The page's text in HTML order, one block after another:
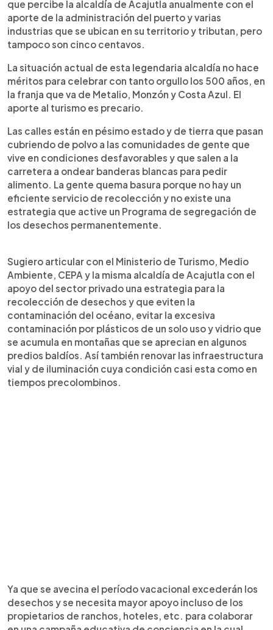
que percibe la alcaldía de Acajutla anualmente con el
aporte de la administración del puerto y varias
industrias que se ubican en su territorio y tributan, pero
tampoco son cinco centavos.
La situación actual de esta legendaria alcaldía no hace
méritos para celebrar con tanto orgullo los 500 años, en
la franja que va de Metalio, Monzón y Costa Azul. El
aporte al turismo es precario.
Las calles están en pésimo estado y de tierra que pasan
cubriendo de polvo a las comunidades de gente que
vive en condiciones desfavorables y que salen a la
carretera a ondear banderas blancas para pedir
alimento. La gente quema basura porque no hay un
eficiente servicio de recolección y no existe una
estrategia que active un Programa de segregación de
los desechos permanentemente.
Sugiero articular con el Ministerio de Turismo, Medio
Ambiente, CEPA y la misma alcaldía de Acajutla con el
apoyo del sector privado una estrategia para la
recolección de desechos y que eviten la
contaminación del océano, evitar la excesiva
contaminación por plásticos de un solo uso y vidrio que
se acumula en montañas que se aprecian en algunos
predios baldíos. Así también renovar las infraestructura
vial y de iluminación cuya condición casi esta como en
tiempos precolombinos.
Ya que se avecina el período vacacional excederán los
desechos y se necesita mayor apoyo incluso de los
propietarios de ranchos, hoteles, etc. para colaborar